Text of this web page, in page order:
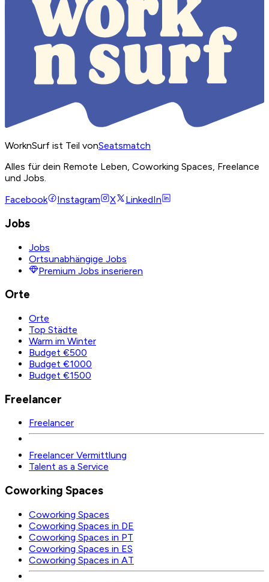
WorknSurf ist Teil vonSeatsmatch
Alles für dein Remote Leben, Coworking Spaces, Freelance
und Jobs.
Facebook
Instagram X LinkedIn
Jobs
Jobs
Ortsunabhängige Jobs
Premium Jobs inserieren
Orte
Orte
Top Städte
Warm im Winter
Budget €500
Budget €1000
Budget €1500
Freelancer
Freelancer
Freelancer Vermittlung
Talent as a Service
Coworking Spaces
Coworking Spaces
Coworking Spaces in DE
Coworking Spaces in PT
Coworking Spaces in ES
Coworking Spaces in AT